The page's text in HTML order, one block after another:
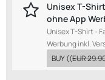
Unisex T-
ohne App
Unisex T-Shirt -
Werbung inkl.
BUY((EUR